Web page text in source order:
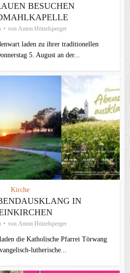
BESUCHEN
von Anton Hötzelsperger
laden zu ihrer traditionellen
5. August an der...
Kirche
IN
von Anton Hötzelsperger
die Katholische Pfarrei Törwang